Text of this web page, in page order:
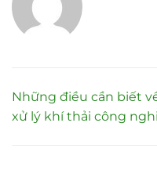
Những điều cần biết
xử lý khí thải công